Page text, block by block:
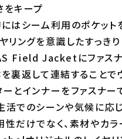
をキープ
にはシーム利用のポケット
ヤリングを意識したすっき
Field Jacketにファス
を裏返して連結すること
ーとインナーをファス
活でのシーンや気候に応
性だけでなく、素材やカ